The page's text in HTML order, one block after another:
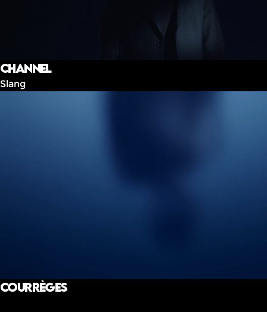
Channel
Slang
Courrèges